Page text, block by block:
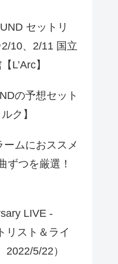
セットリ
10、2/11 国立
L’Arc】
の予想セット
ク】
ームにおススメ
ずつを厳選！
LIVE -
リスト＆ライ
5/22）